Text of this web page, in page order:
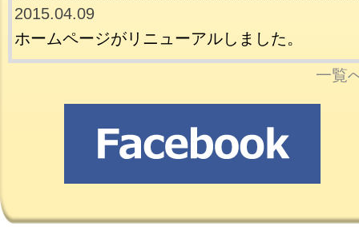
2015.04.09
ホームページがリニューアルしました。
一覧